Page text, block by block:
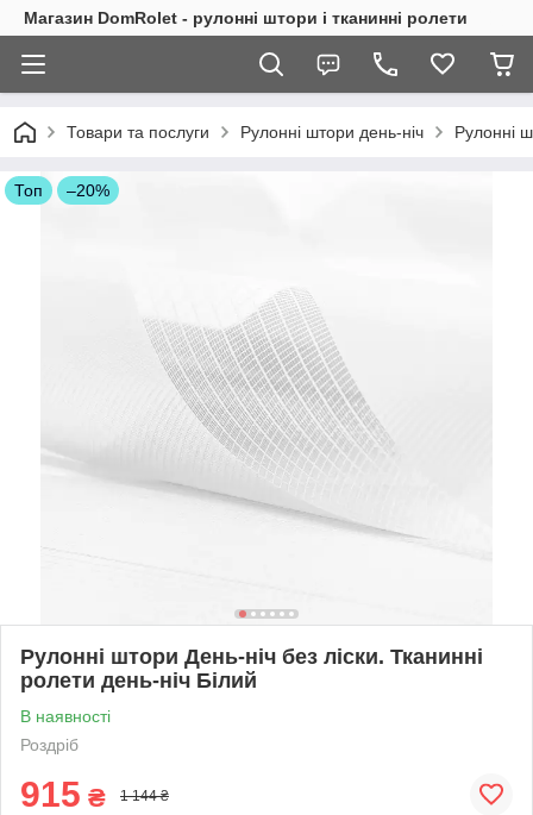
Магазин DomRolet - рулонні штори і тканинні ролети
Товари та послуги Рулонні штори день-ніч Рулонні
Топ –20%
Рулонні штори День-ніч без ліски. Тканинні
ролети день-ніч Білий
В наявності
Роздріб
915 ₴ 1 144 ₴